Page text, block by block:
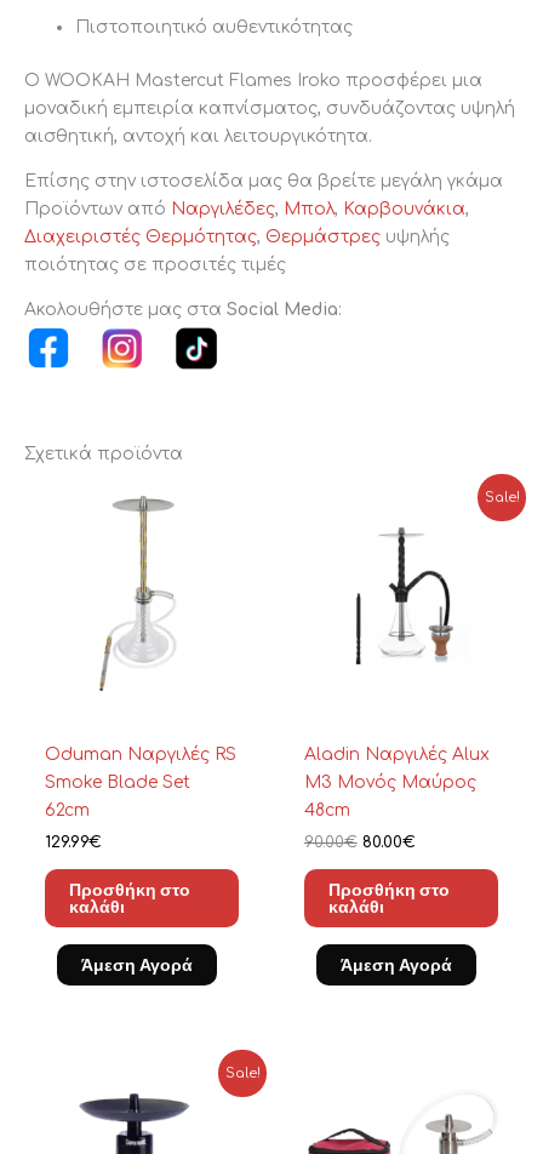
Πιστοποιητικό αυθεντικότητας
Ο WOOKAH Mastercut Flames Iroko προσφέρει μια
μοναδική εμπειρία καπνίσματος, συνδυάζοντας υψηλή
αισθητική, αντοχή και λειτουργικότητα.
Επίσης στην ιστοσελίδα μας θα βρείτε μεγάλη γκάμα
Προϊόντων από Ναργιλέδες, Μπολ, Καρβουνάκια,
Διαχειριστές Θερμότητας, Θερμάστρες υψηλής
ποιότητας σε προσιτές τιμές
Ακολουθήστε μας στα Social Media:
Σχετικά προϊόντα
Oduman Ναργιλές RS
Smoke Blade Set
62cm
129.99€
Προσθήκη στο
καλάθι
Άμεση Αγορά
Sale!
Aladin Ναργιλές Alux
M3 Μονός Μαύρος
48cm
90.00€
90.00€.
80.00€
τρέχουσα
Προσθήκη στο
καλάθι
Άμεση Αγορά
Sale!
was:
250.00€.
τρέχουσα
τιμή
είναι: